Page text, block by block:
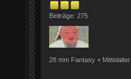
Beiträge: 275
28 mm Fantasy + Mittelalter